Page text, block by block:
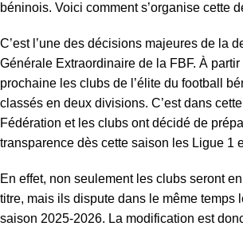
béninois. Voici comment s’organise cette
C’est l’une des décisions majeures de la
Générale Extraordinaire de la FBF. À
prochaine les clubs de l’élite du football
classés en deux divisions. C’est dans
Fédération et les clubs ont décidé de
transparence dès cette saison les Ligue 1
En effet, non seulement les clubs seront
titre, mais ils dispute dans le même temps
saison 2025-2026. La modification est